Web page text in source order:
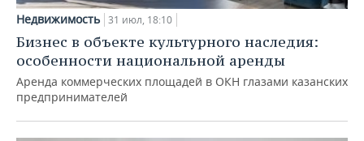
Недвижимость 31 июл, 18:10
Бизнес в объекте культурного наследия:
особенности национальной аренды
Аренда коммерческих площадей в ОКН глазами казанских
предпринимателей